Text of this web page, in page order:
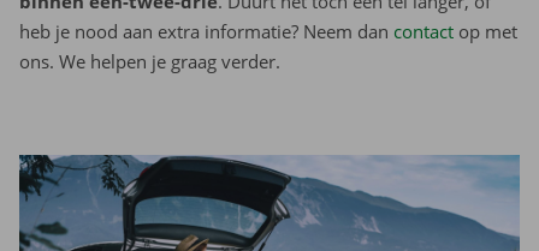
heb je nood aan extra informatie? Neem dan contact op met
ons. We helpen je graag verder.